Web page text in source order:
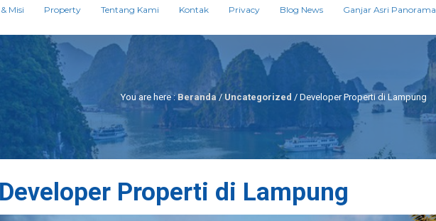
Misi Property Tentang Kami Kontak Privacy Blog News Ganjar Asri Panorama
You are here :Beranda / Uncategorized / Developer Properti di Lampung
Developer Properti di Lampung